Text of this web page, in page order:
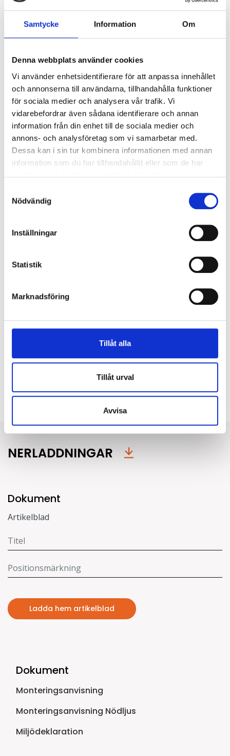
Samtycke Information Om
Denna webbplats använder cookies
Vi använder enhetsidentifierare för att anpassa innehållet
och annonserna till användarna, tillhandahålla funktioner
för sociala medier och analysera vår trafik. Vi
vidarebefordrar även sådana identifierare och annan
information från din enhet till de sociala medier och
annons- och analysföretag som vi samarbetar med.
Dessa kan i sin tur kombinera informationen med annan
information som du har tillhandahållit eller som de har
Nödvändig
Inställningar
Statistik
Marknadsföring
Tillåt alla
Tillåt urval
Avvisa
Armaturer/B10A säkring:
19
Armaturer/B16A säkring:
32
Överspänningsskydd CM
2
Överspänningsskydd DM
kV/kA:
1
Ljusstyrning
Ljusstyrning:
Trådlös styrning Casambi
Sensor:
Utan sensor
Armaturen är försedd med fristående drivare som
Monteras helt utan verktyg. Vid montering i mjukt
undertak rekommenderas användning av
finns i monteringsanvisningen.
Typ av montage: Infällt
NERLADDNINGAR
Dokument
Artikelblad
Ladda hem artikelblad
Dokument
Monteringsanvisning
Monteringsanvisning Nödljus
Miljödeklaration